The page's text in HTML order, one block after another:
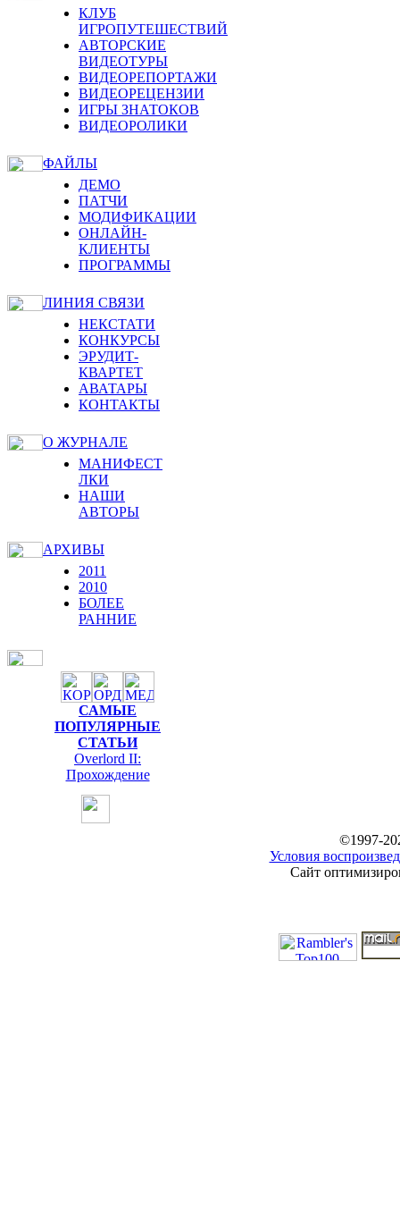
КЛУБ
ИГРОПУТЕШЕСТВИЙ
АВТОРСКИЕ
ВИДЕОТУРЫ
ВИДЕОРЕПОРТАЖИ
ВИДЕОРЕЦЕНЗИИ
ИГРЫ ЗНАТОКОВ
ВИДЕОРОЛИКИ
ФАЙЛЫ
ДЕМО
ПАТЧИ
МОДИФИКАЦИИ
ОНЛАЙН-
КЛИЕНТЫ
ПРОГРАММЫ
ЛИНИЯ СВЯЗИ
НЕКСТАТИ
КОНКУРСЫ
ЭРУДИТ-
КВАРТЕТ
АВАТАРЫ
КОНТАКТЫ
О ЖУРНАЛЕ
МАНИФЕСТ
ЛКИ
НАШИ
АВТОРЫ
АРХИВЫ
2011
2010
БОЛЕЕ
РАННИЕ
САМЫЕ
ПОПУЛЯРНЫЕ
СТАТЬИ
Overlord II:
Прохождение
©1997-
Условия
Сайт